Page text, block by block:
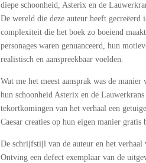
diepe schoonheid, Asterix en de
De wereld die deze auteur heeft
complexiteit die het boek zo boeiend
personages waren genuanceerd, hun
realistisch en aanspreekbaar voelden.
Wat me het meest aansprak was de
hun schoonheid Asterix en de
tekortkomingen van het verhaal een
Caesar creaties op hun eigen manier gratis
De schrijfstijl van de auteur en het verhaal
Ontving een defect exemplaar van de